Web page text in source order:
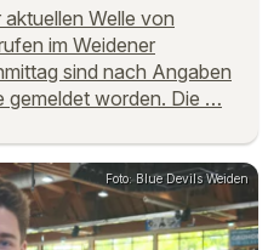
Welle von
im Weidener
sind nach Angaben
gemeldet worden. Die …
Foto: Blue Devils Weiden